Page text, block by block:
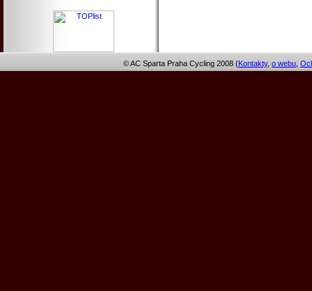
© AC Sparta Praha Cycling 2008 (Kontakty, o webu